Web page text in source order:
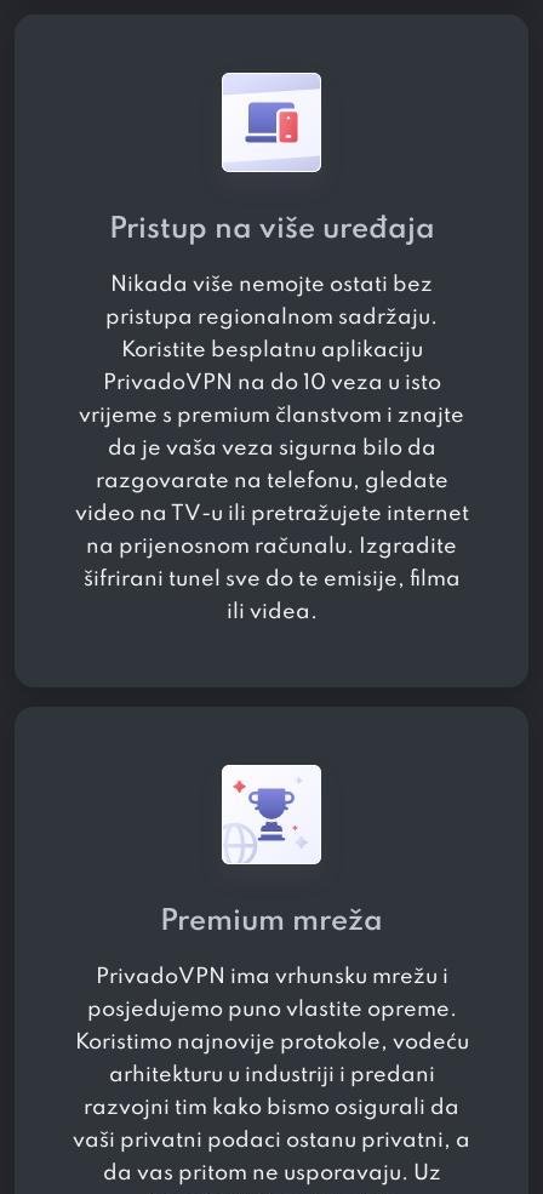
Pristup na više uređaja
Nikada više nemojte ostati bez
pristupa regionalnom sadržaju.
Koristite besplatnu aplikaciju
PrivadoVPN na do 10 veza u isto
vrijeme s premium članstvom i znajte
da je vaša veza sigurna bilo da
razgovarate na telefonu, gledate
video na TV-u ili pretražujete internet
na prijenosnom računalu. Izgradite
šifrirani tunel sve do te emisije, filma
ili videa.
Premium mreža
PrivadoVPN ima vrhunsku mrežu i
posjedujemo puno vlastite opreme.
Koristimo najnovije protokole, vodeću
arhitekturu u industriji i predani
razvojni tim kako bismo osigurali da
vaši privatni podaci ostanu privatni, a
da vas pritom ne usporavaju. Uz